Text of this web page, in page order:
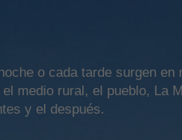
o cada tarde surgen
medio rural, el pueblo, La
y el después.